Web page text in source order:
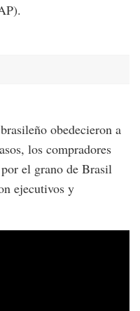
obedecieron a
los compradores
el grano de Brasil
ejecutivos y